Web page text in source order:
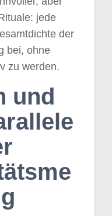
jede
der
bei, ohne
zu werden.
und